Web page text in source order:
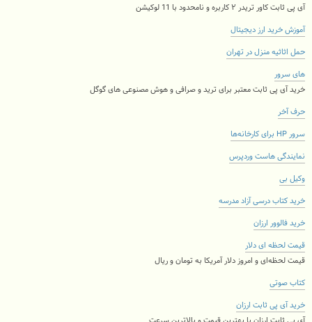
آی پی ثابت کاور تریدر ۲ کاربره و نامحدود با 11 لوکیشن
آموزش خرید ارز دیجیتال
حمل اثاثیه منزل در تهران
های سرور
خرید آی پی ثابت معتبر برای ترید و صرافی و هوش مصنوعی های گوگل
حرف آخر
سرور HP برای کارخانه‌ها
نمایندگی هاست وردپرس
وکیل بی
خرید کتاب درسی آزاد مدرسه
خرید فالوور ارزان
قیمت لحظه ای دلار
قیمت لحظه‌ای و امروز دلار آمریکا به تومان و ریال
کتاب صوتی
خرید آی پی ثابت ارزان